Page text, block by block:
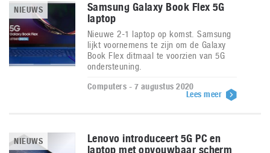
NIEUWS
Samsung Galaxy Book Flex 5G
laptop
Nieuwe 2-1 laptop op komst. Samsung
lijkt voornemens te zijn om de Galaxy
Book Flex ditmaal te voorzien van 5G
ondersteuning.
Computers - 7 augustus 2020
Lees meer
NIEUWS
Lenovo introduceert 5G PC en
laptop met opvouwbaar scherm